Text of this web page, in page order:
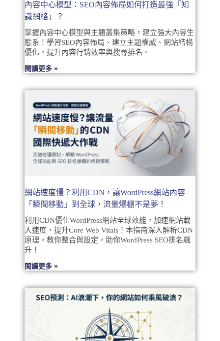
內容中心模型：SEO內容佈局如何打造最強「知
識網絡」？
掌握內容中心模型與主題叢集策略，建立強大內容生
態系！學習SEO內容佈局、建立主題權威、網站結構
優化，提升內容行銷效率與搜尋排名。
閱讀更多 »
網站速度慢？利用CDN，讓WordPress網站內容
「瞬間移動」到全球，流量爆棚不是夢！
利用CDN優化WordPress網站全球效能，加速網站載
入速度，提升Core Web Vitals！本指南深入解析CDN
原理，教你整合與設定，助你WordPress SEO排名飆
升！
閱讀更多 »